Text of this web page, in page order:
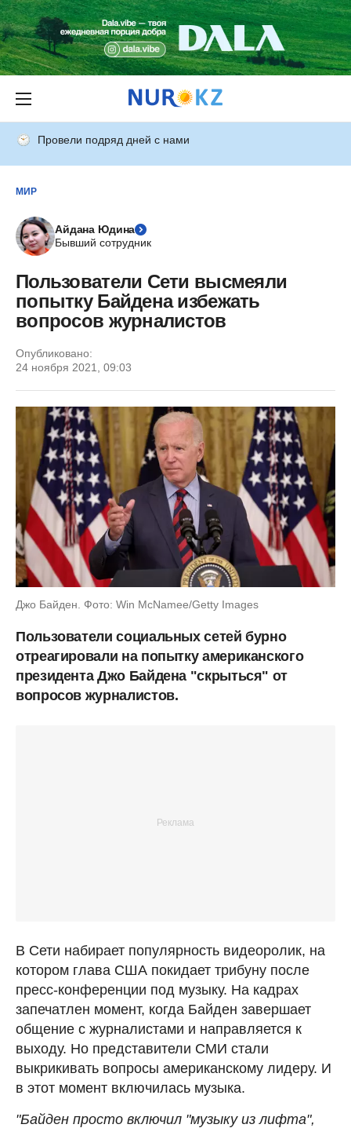
Провели подряд дней с нами
МИР
Айдана Юдина
Бывший сотрудник
Пользователи Сети высмеяли
попытку Байдена избежать
вопросов журналистов
Опубликовано:
24 ноября 2021, 09:03
Джо Байден. Фото: Win McNamee/Getty Images
Пользователи социальных сетей бурно
отреагировали на попытку американского
президента Джо Байдена "скрыться" от
вопросов журналистов.
В Сети набирает популярность видеоролик, на
котором глава США покидает трибуну после
пресс-конференции под музыку. На кадрах
запечатлен момент, когда Байден завершает
общение с журналистами и направляется к
выходу. Но представители СМИ стали
выкрикивать вопросы американскому лидеру. И
в этот момент включилась музыка.
"Байден просто включил "музыку из лифта",